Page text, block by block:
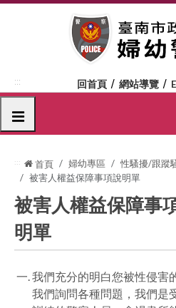
跳
容
塊
::: 回首頁 網站導覽
選單
::: 首頁 婦幼專區
性騷擾/跟蹤
被害人權益保障事項說明單
被害人權益保障事
明單
我們充分的明白您被性侵害
我們詢問各種問題，我們是